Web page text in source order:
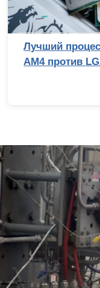
Лучший
AM4 против